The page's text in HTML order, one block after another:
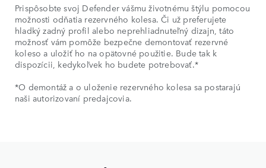
Prispôsobte svoj Defender vášmu životnému štýlu pomocou
možnosti odňatia rezervného kolesa. Či už preferujete
hladký zadný profil alebo neprehliadnuteľný dizajn, táto
možnosť vám pomôže bezpečne demontovať rezervné
koleso a uložiť ho na opätovné použitie. Bude tak k
dispozícii, kedykoľvek ho budete potrebovať.*
*O demontáž a o uloženie rezervného kolesa sa postarajú
naši autorizovaní predajcovia.